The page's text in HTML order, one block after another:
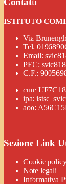
Contatti
ISTITUTO
Via
Tel:
Email:
PEC:
C.F.:
cuu: UF7C18
ipa:
aoo:
Sezione Link
Cookie policy
Note legali
Informativa